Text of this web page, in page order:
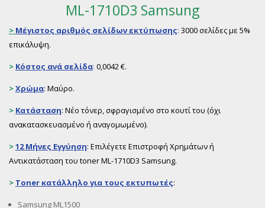
ML-1710D3 Samsung
> Μέγιστος αριθμός σελίδων εκτύπωσης: 3000 σελίδες με 5%
επικάλυψη.
> Κόστος ανά σελίδα: 0,0042 €.
>Χρώμα: Μαύρο.
> Κατάσταση: Νέο τόνερ, σφραγισμένο στο κουτί του (όχι
ανακατασκευασμένο ή αναγομωμένο).
>12 Μήνες Εγγύηση: Επιλέγετε Επιστροφή Χρημάτων ή
Αντικατάσταση του toner ML-1710D3 Samsung.
> Toner κατάλληλο για τους εκτυπωτές:
Samsung ML1500